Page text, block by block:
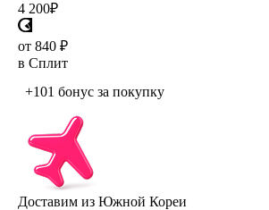
4 200₽
от 840 ₽
в Сплит
+101 бонус за покупку
Доставим из Южной Кореи